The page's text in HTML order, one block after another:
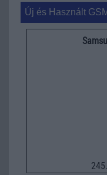
Új és Használt